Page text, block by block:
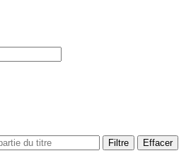
Filtre Effacer